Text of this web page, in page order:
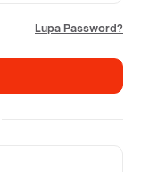
Lupa Password?